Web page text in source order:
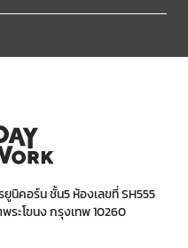
ยูนิคอร์น ชั้น5 ห้องเลขที่ SH555
ระโขนง กรุงเทพ 10260